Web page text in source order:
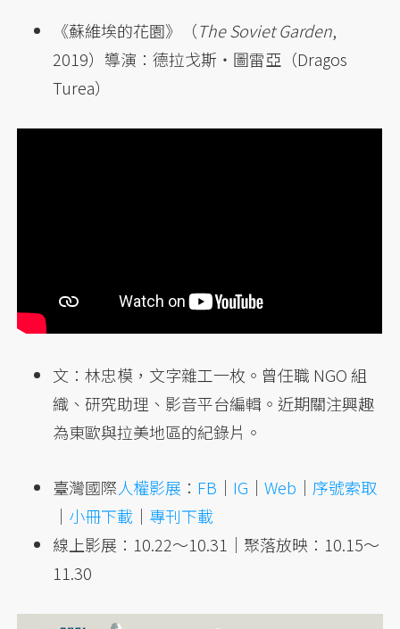
《蘇維埃的花園》（The Soviet Garden,
2019）導演：德拉戈斯・圖雷亞（Dragos
Turea）
文：林忠模，文字雜工一枚。曾任職 NGO 組
織、研究助理、影音平台編輯。近期關注興趣
為東歐與拉美地區的紀錄片。
臺灣國際人權影展 ： FB ｜ IG ｜Web ｜ 序號索取
｜ 小冊下載 ｜ 專刊下載
線上影展：10.22～10.31｜聚落放映：10.15～
11.30